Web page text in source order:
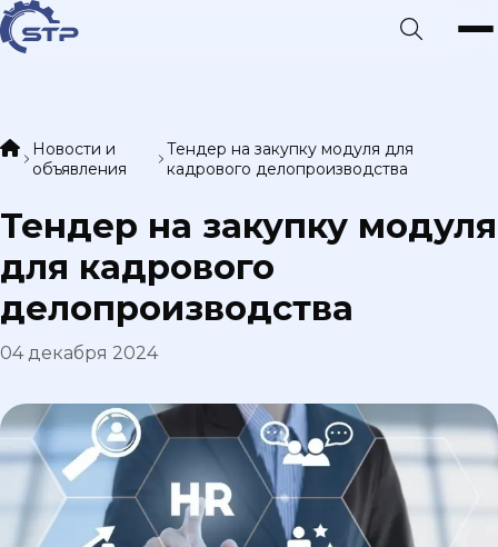
Новости и
объявления
Тендер на закупку модуля для
кадрового делопроизводства
Тендер на закупку модуля
для кадрового
делопроизводства
04 декабря 2024